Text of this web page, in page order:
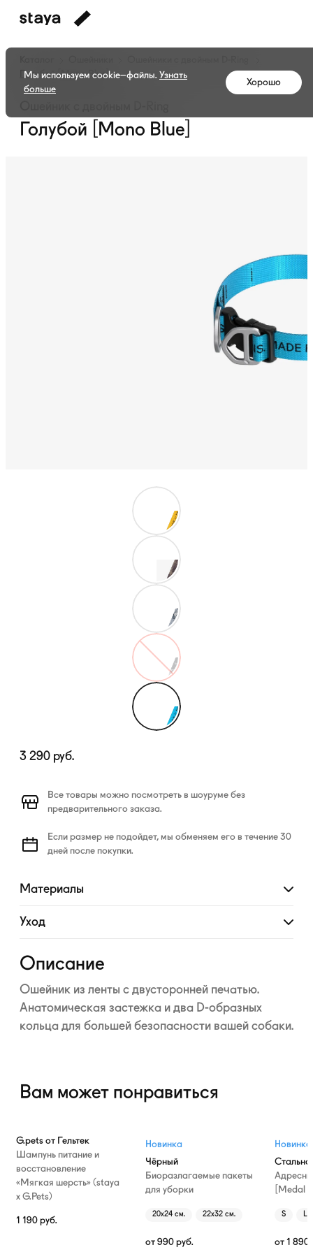
Голубой [Mono Blue]
Голубой [Mono Blue]
3 290 руб.
Все товары можно посмотреть в шоуруме без
предварительного заказа.
Если размер не подойдет, мы обменяем его в течение 30
дней после покупки.
Материалы
Развернуть
Уход
Развернуть
Описание
Ошейник из ленты с двусторонней печатью.
Анатомическая застежка и два D-образных
кольца для большей безопасности вашей собаки.
Вам может понравиться
G.pets от Гельтек
Шампунь питание и
восстановление
«Мягкая шерсть» (staya
х G.Pets)
1 190 руб.
Новинка
Чёрный
Биоразлагаемые пакеты
для уборки
20х24 см. 22х32 см.
от 990 руб.
Новинка
[Medal
S L
от 1 890
Мы используем cookie–файлы. Узнать
больше
Хорошо